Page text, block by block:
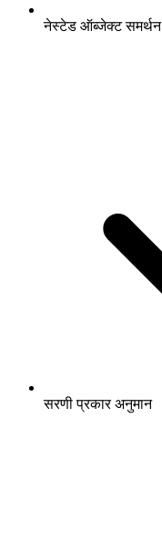
नेस्टेड ऑब्जेक्ट समर्थन
सरणी प्रकार अनुमान